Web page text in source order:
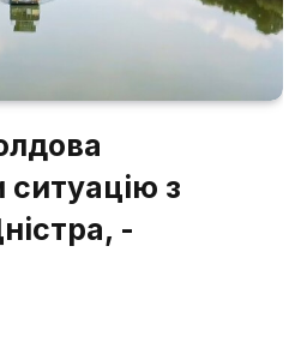
ситуацію з
-